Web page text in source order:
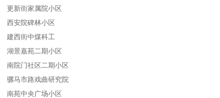
更新街家属院小区
西安院碑林小区
建西街中煤科工
湖景嘉苑二期小区
南院门社区二期小区
骡马市路戏曲研究院
南苑中央广场小区